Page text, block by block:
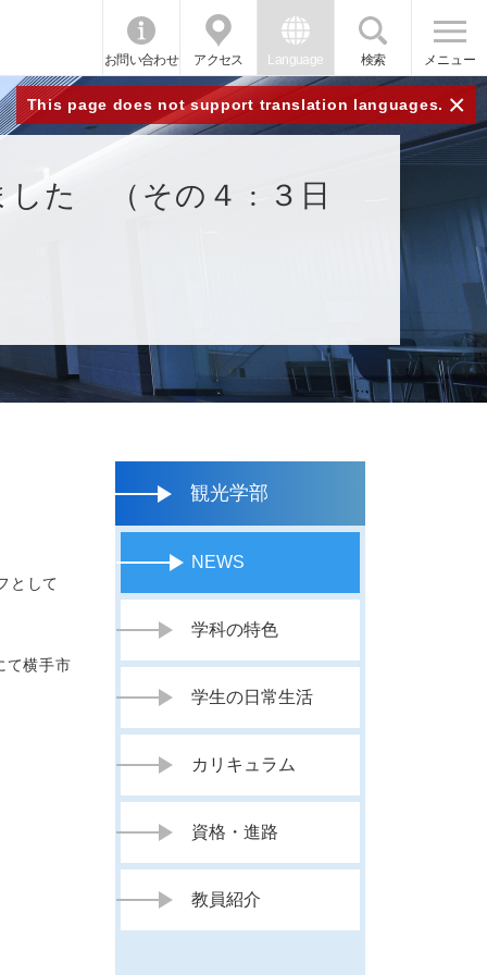
お問い合わせ アクセス Language 検索 メニュー
This page does not support translation languages. ×
した （その４ : ３日
として
て横手市
観光学部
NEWS
学科の特色
学生の日常生活
カリキュラム
資格・進路
教員紹介